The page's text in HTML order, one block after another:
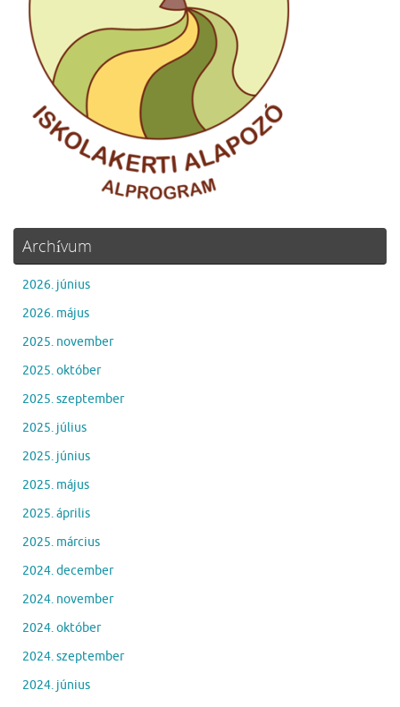
Archívum
2026. június
2026. május
2025. november
2025. október
2025. szeptember
2025. július
2025. június
2025. május
2025. április
2025. március
2024. december
2024. november
2024. október
2024. szeptember
2024. június